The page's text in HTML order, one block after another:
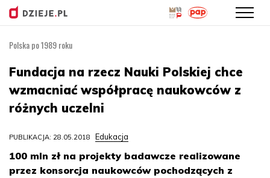
treści
Polska po 1989 roku
Fundacja na rzecz Nauki Polskiej chce
wzmacniać współpracę naukowców z
różnych uczelni
PUBLIKACJA: 28.05.2018 Edukacja
100 mln zł na projekty badawcze realizowane
przez konsorcja naukowców pochodzących z